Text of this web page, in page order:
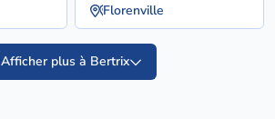
Florenville
Afficher plus à Bertrix